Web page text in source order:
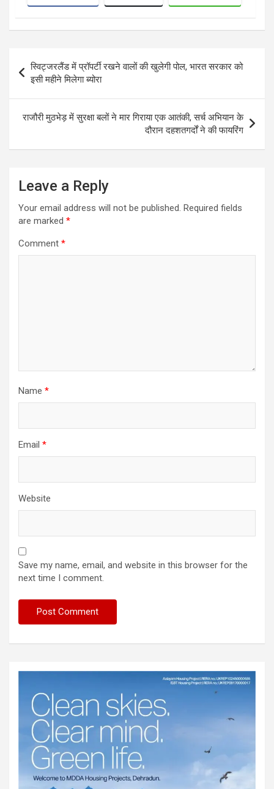
Post
navigation
स्विट्जरलैंड में प्रॉपर्टी रखने वालों की खुलेगी पोल, भारत सरकार को
इसी महीने मिलेगा ब्योरा
राजौरी मुठभेड़ में सुरक्षा बलों ने मार गिराया एक आतंकी, सर्च अभियान के
दौरान दहशतगर्दों ने की फायरिंग
Leave a Reply
Your email address will not be published. Required fields
are marked *
Comment *
Name *
Email *
Website
Save my name, email, and website in this browser for the
next time I comment.